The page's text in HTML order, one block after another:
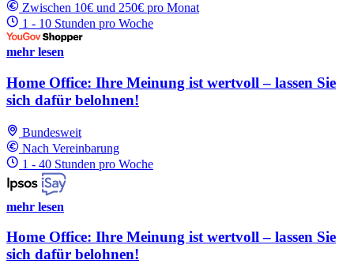
Zwischen 10€ und 250€ pro Monat
1 - 10 Stunden pro Woche
mehr lesen
Home Office: Ihre Meinung ist wertvoll – lassen Sie
sich dafür belohnen!
Bundesweit
Nach Vereinbarung
1 - 40 Stunden pro Woche
mehr lesen
Home Office: Ihre Meinung ist wertvoll – lassen Sie
sich dafür belohnen!